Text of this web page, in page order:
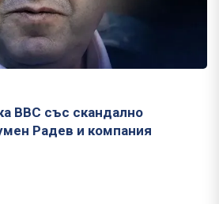
ВВС със скандално
Радев и компания